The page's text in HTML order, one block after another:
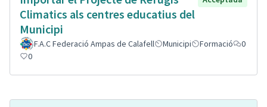
Climatics als centres educatius del
Municipi
F.A.C Federació Ampas de Calafell Municipi Formació
0
0